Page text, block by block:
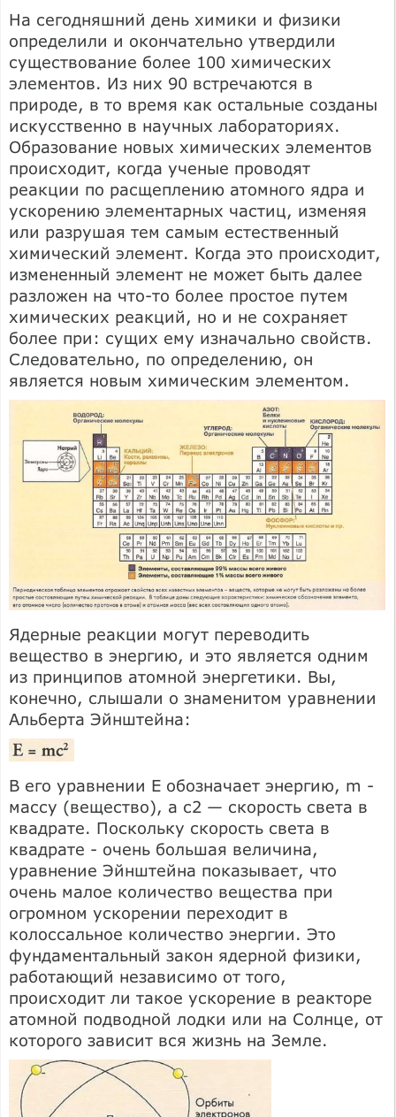
На сегодняшний день химики и физики
определили и окончательно утвердили
существование более 100 химических
элементов. Из них 90 встречаются в
природе, в то время как остальные созданы
искусственно в научных лабораториях.
Образование новых химических элементов
происходит, когда ученые проводят
реакции по расщеплению атомного ядра и
ускорению элементарных частиц, изменяя
или разрушая тем самым естественный
химический элемент. Когда это происходит,
измененный элемент не может быть далее
разложен на что-то более простое путем
химических реакций, но и не сохраняет
более при: сущих ему изначально свойств.
Следовательно, по определению, он
является новым химическим элементом.
Ядерные реакции могут переводить
вещество в энергию, и это является одним
из принципов атомной энергетики. Вы,
конечно, слышали о знаменитом уравнении
Альберта Эйнштейна:
В его уравнении Е обозначает энергию, m -
массу (вещество), а с2 — скорость света в
квадрате. Поскольку скорость света в
квадрате - очень большая величина,
уравнение Эйнштейна показывает, что
очень малое количество вещества при
огромном ускорении переходит в
колоссальное количество энергии. Это
фундаментальный закон ядерной физики,
работающий независимо от того,
происходит ли такое ускорение в реакторе
атомной подводной лодки или на Солнце, от
которого зависит вся жизнь на Земле.